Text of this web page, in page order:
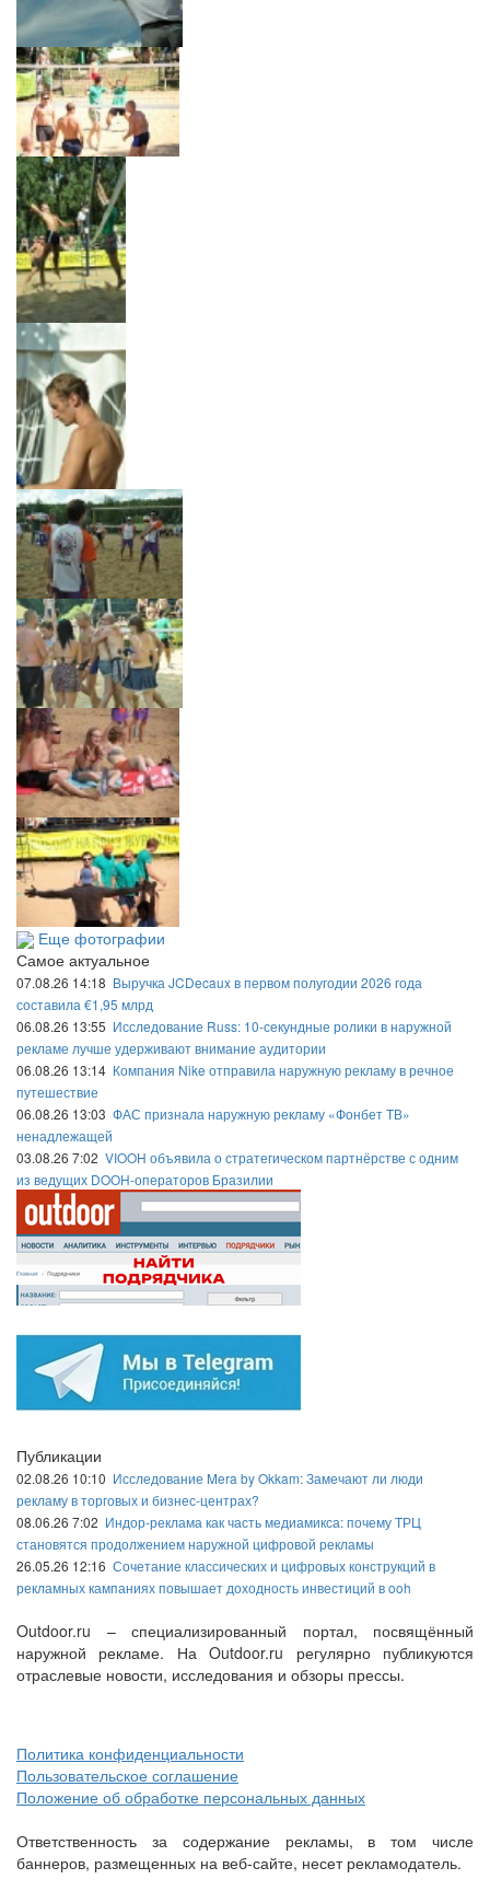
Еще фотографии
Самое актуальное
07.08.26 14:18 Выручка JCDecaux в первом полугодии 2026 года
составила €1,95 млрд
06.08.26 13:55 Исследование Russ: 10-секундные ролики в наружной
рекламе лучше удерживают внимание аудитории
06.08.26 13:14 Компания Nike отправила наружную рекламу в речное
путешествие
06.08.26 13:03 ФАС признала наружную рекламу «Фонбет ТВ»
ненадлежащей
03.08.26 7:02 VIOOH объявила о стратегическом партнёрстве с одним
из ведущих DOOH-операторов Бразилии
Публикации
02.08.26 10:10 Исследование Mera by Okkam: Замечают ли люди
рекламу в торговых и бизнес-центрах?
08.06.26 7:02 Индор-реклама как часть медиамикса: почему ТРЦ
становятся продолжением наружной цифровой рекламы
26.05.26 12:16 Сочетание классических и цифровых конструкций в
рекламных кампаниях повышает доходность инвестиций в ooh
Outdoor.ru – специализированный портал, посвящённый
наружной рекламе. На Outdoor.ru регулярно публикуются
отраслевые новости, исследования и обзоры прессы.
Политика конфиденциальности
Пользовательское соглашение
Положение об обработке персональных данных
Ответственность за содержание рекламы, в том числе
баннеров, размещенных на веб-сайте, несет рекламодатель.